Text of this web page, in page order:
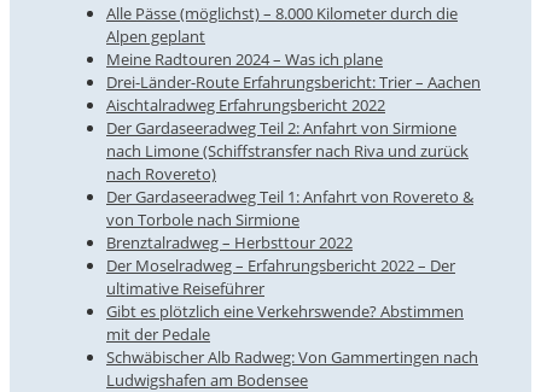
Alle Pässe (möglichst) – 8.000 Kilometer durch die
Alpen geplant
Meine Radtouren 2024 – Was ich plane
Drei-Länder-Route Erfahrungsbericht: Trier – Aachen
Aischtalradweg Erfahrungsbericht 2022
Der Gardaseeradweg Teil 2: Anfahrt von Sirmione
nach Limone (Schiffstransfer nach Riva und zurück
nach Rovereto)
Der Gardaseeradweg Teil 1: Anfahrt von Rovereto &
von Torbole nach Sirmione
Brenztalradweg – Herbsttour 2022
Der Moselradweg – Erfahrungsbericht 2022 – Der
ultimative Reiseführer
Gibt es plötzlich eine Verkehrswende? Abstimmen
mit der Pedale
Schwäbischer Alb Radweg: Von Gammertingen nach
Ludwigshafen am Bodensee